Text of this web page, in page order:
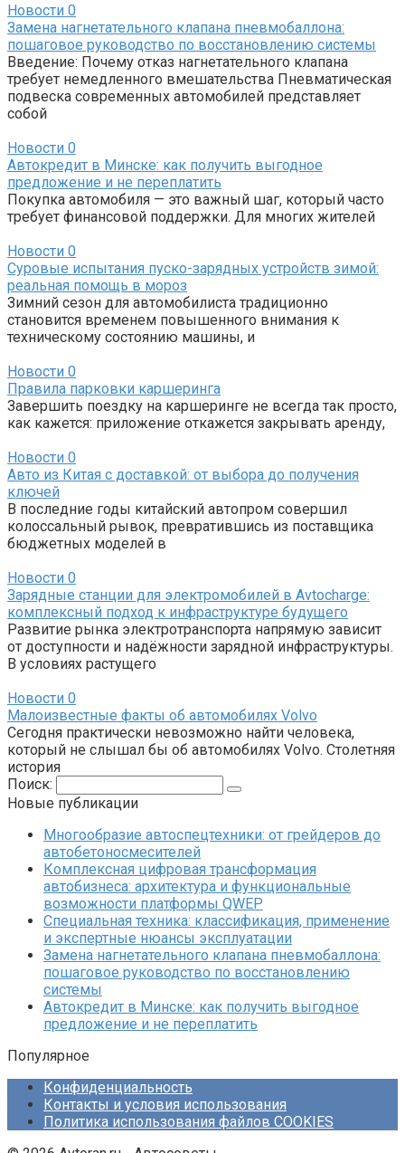
Новости 0
Замена нагнетательного клапана пневмобаллона:
пошаговое руководство по восстановлению системы
Введение: Почему отказ нагнетательного клапана
требует немедленного вмешательства Пневматическая
подвеска современных автомобилей представляет
собой
Новости 0
Автокредит в Минске: как получить выгодное
предложение и не переплатить
Покупка автомобиля — это важный шаг, который часто
требует финансовой поддержки. Для многих жителей
Новости 0
Суровые испытания пуско-зарядных устройств зимой:
реальная помощь в мороз
Зимний сезон для автомобилиста традиционно
становится временем повышенного внимания к
техническому состоянию машины, и
Новости 0
Правила парковки каршеринга
Завершить поездку на каршеринге не всегда так просто,
как кажется: приложение откажется закрывать аренду,
Новости 0
Авто из Китая с доставкой: от выбора до получения
ключей
В последние годы китайский автопром совершил
колоссальный рывок, превратившись из поставщика
бюджетных моделей в
Новости 0
Зарядные станции для электромобилей в Avtocharge:
комплексный подход к инфраструктуре будущего
Развитие рынка электротранспорта напрямую зависит
от доступности и надёжности зарядной инфраструктуры.
В условиях растущего
Новости 0
Малоизвестные факты об автомобилях Volvo
Сегодня практически невозможно найти человека,
который не слышал бы об автомобилях Volvo. Столетняя
история
Поиск:
Новые публикации
Многообразие автоспецтехники: от грейдеров до
автобетоносмесителей
Комплексная цифровая трансформация
автобизнеса: архитектура и функциональные
возможности платформы QWEP
Специальная техника: классификация, применение
и экспертные нюансы эксплуатации
Замена нагнетательного клапана пневмобаллона:
пошаговое руководство по восстановлению
системы
Автокредит в Минске: как получить выгодное
предложение и не переплатить
Популярное
Конфиденциальность
Контакты и условия использования
Политика использования файлов COOKIES